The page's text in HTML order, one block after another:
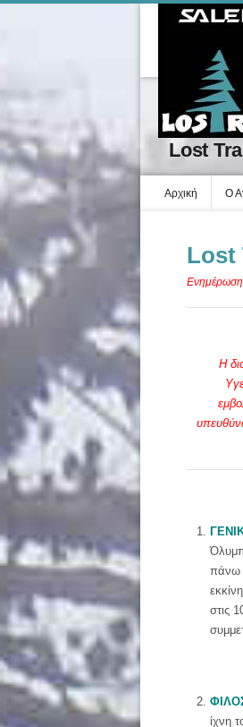
Lost
Αρχική Ο
Lost
Η
πάνω
στις
ίχνη